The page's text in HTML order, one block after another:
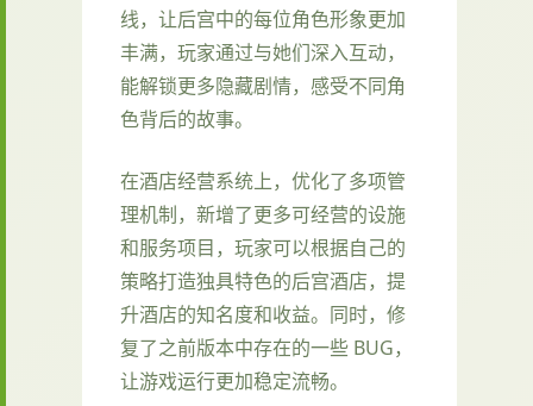
线，让后宫中的每位角色形象更加
丰满，玩家通过与她们深入互动，
能解锁更多隐藏剧情，感受不同角
色背后的故事。
在酒店经营系统上，优化了多项管
理机制，新增了更多可经营的设施
和服务项目，玩家可以根据自己的
策略打造独具特色的后宫酒店，提
升酒店的知名度和收益。同时，修
复了之前版本中存在的一些 BUG，
让游戏运行更加稳定流畅。